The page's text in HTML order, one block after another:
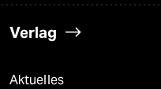
Verlag
Aktuelles